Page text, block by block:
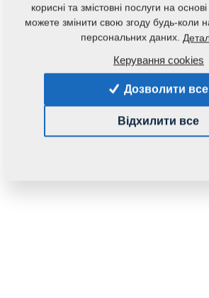
Код продукту: m14777
наступного обладнання:
KOMPAKTOMAT
0,0550 Кг
корисні та змістовні послуги на
можете змінити свою згоду будь-коли
персональних даних.
Керування cookies
Дозволити все
Відхилити все